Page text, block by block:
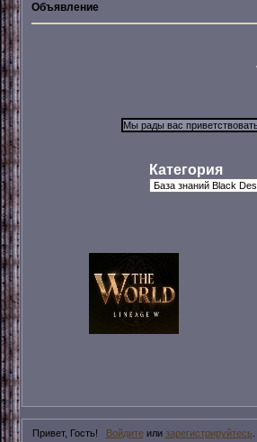
Объявление
Категория
Привет, Гость! Войдитеили зарегистрируйтесь